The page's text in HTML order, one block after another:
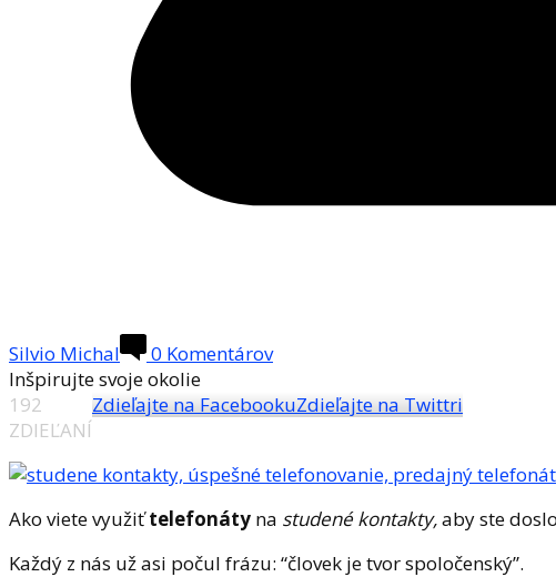
Silvio Michal
0 Komentárov
Inšpirujte svoje okolie
192
ZDIEĽANÍ
Zdieľajte na FacebookuZdieľajte na Twittri
Ako viete využiťtelefonáty na studené kontakty,aby ste
Každý z nás už asi počul frázu: “človek je tvor spoločenský”.